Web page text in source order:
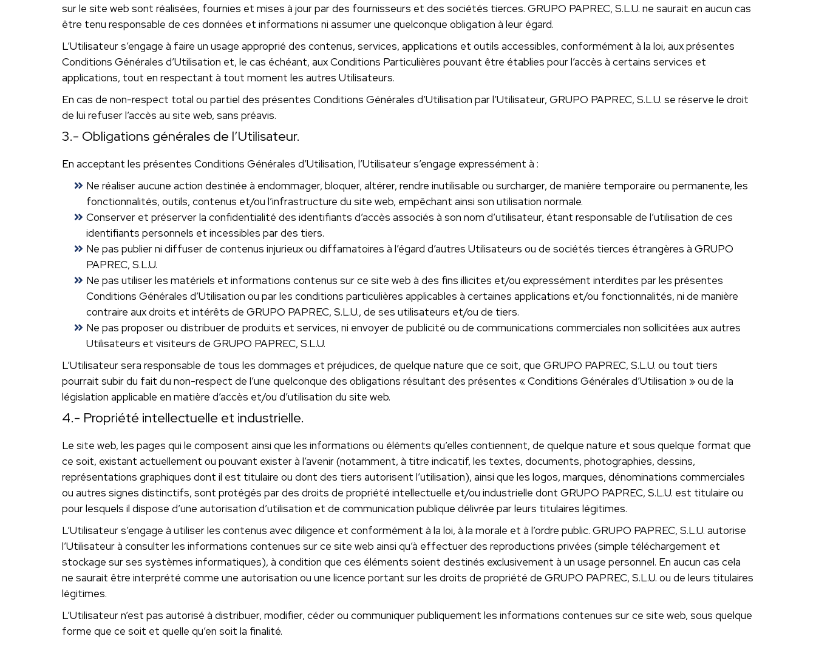
sur le site web sont réalisées, fournies et mises à jour par des fournisseurs et des sociétés tierces. GRUPO PAPREC, S.L.U. ne saurait en aucun cas
être tenu responsable de ces données et informations ni assumer une quelconque obligation à leur égard.
L’Utilisateur s’engage à faire un usage approprié des contenus, services, applications et outils accessibles, conformément à la loi, aux présentes
Conditions Générales d’Utilisation et, le cas échéant, aux Conditions Particulières pouvant être établies pour l’accès à certains services et
applications, tout en respectant à tout moment les autres Utilisateurs.
En cas de non-respect total ou partiel des présentes Conditions Générales d’Utilisation par l’Utilisateur, GRUPO PAPREC, S.L.U. se réserve le droit
de lui refuser l’accès au site web, sans préavis.
3.- Obligations générales de l’Utilisateur.
En acceptant les présentes Conditions Générales d’Utilisation, l’Utilisateur s’engage expressément à :
Ne réaliser aucune action destinée à endommager, bloquer, altérer, rendre inutilisable ou surcharger, de manière temporaire ou permanente, les
fonctionnalités, outils, contenus et/ou l’infrastructure du site web, empêchant ainsi son utilisation normale.
Conserver et préserver la confidentialité des identifiants d’accès associés à son nom d’utilisateur, étant responsable de l’utilisation de ces
identifiants personnels et incessibles par des tiers.
Ne pas publier ni diffuser de contenus injurieux ou diffamatoires à l’égard d’autres Utilisateurs ou de sociétés tierces étrangères à GRUPO
PAPREC, S.L.U.
Ne pas utiliser les matériels et informations contenus sur ce site web à des fins illicites et/ou expressément interdites par les présentes
Conditions Générales d’Utilisation ou par les conditions particulières applicables à certaines applications et/ou fonctionnalités, ni de manière
contraire aux droits et intérêts de GRUPO PAPREC, S.L.U., de ses utilisateurs et/ou de tiers.
Ne pas proposer ou distribuer de produits et services, ni envoyer de publicité ou de communications commerciales non sollicitées aux autres
Utilisateurs et visiteurs de GRUPO PAPREC, S.L.U.
L’Utilisateur sera responsable de tous les dommages et préjudices, de quelque nature que ce soit, que GRUPO PAPREC, S.L.U. ou tout tiers
pourrait subir du fait du non-respect de l’une quelconque des obligations résultant des présentes « Conditions Générales d’Utilisation » ou de la
législation applicable en matière d’accès et/ou d’utilisation du site web.
4.- Propriété intellectuelle et industrielle.
Le site web, les pages qui le composent ainsi que les informations ou éléments qu’elles contiennent, de quelque nature et sous quelque format que
ce soit, existant actuellement ou pouvant exister à l’avenir (notamment, à titre indicatif, les textes, documents, photographies, dessins,
représentations graphiques dont il est titulaire ou dont des tiers autorisent l’utilisation), ainsi que les logos, marques, dénominations commerciales
ou autres signes distinctifs, sont protégés par des droits de propriété intellectuelle et/ou industrielle dont GRUPO PAPREC, S.L.U. est titulaire ou
pour lesquels il dispose d’une autorisation d’utilisation et de communication publique délivrée par leurs titulaires légitimes.
L’Utilisateur s’engage à utiliser les contenus avec diligence et conformément à la loi, à la morale et à l’ordre public. GRUPO PAPREC, S.L.U. autorise
l’Utilisateur à consulter les informations contenues sur ce site web ainsi qu’à effectuer des reproductions privées (simple téléchargement et
stockage sur ses systèmes informatiques), à condition que ces éléments soient destinés exclusivement à un usage personnel. En aucun cas cela
ne saurait être interprété comme une autorisation ou une licence portant sur les droits de propriété de GRUPO PAPREC, S.L.U. ou de leurs titulaires
légitimes.
L’Utilisateur n’est pas autorisé à distribuer, modifier, céder ou communiquer publiquement les informations contenues sur ce site web, sous quelque
forme que ce soit et quelle qu’en soit la finalité.